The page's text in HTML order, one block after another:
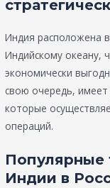
Индия расположена
Индийскому океану,
экономически
свою очередь,
которые
операций.
Популярные
Индии в